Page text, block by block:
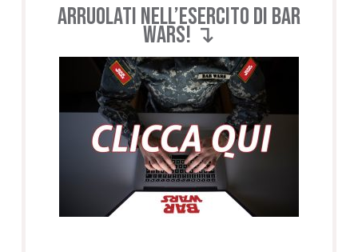
Arruolati nell’esercito di BAR
WARS! ↴